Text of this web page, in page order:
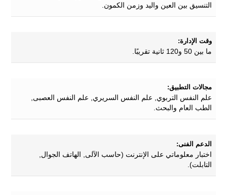
التنسيق بين العين واليد وزمن الكمون.
وقت الإدارة:
ما بين 50 و120 ثانية تقريبًا.
مجالات التطبيق:
علم النفس التربوي, علم النفس السريري, علم النفس العصبى,
الطب العام والبحث.
الدعم الفنى:
اختبار معلوماتي على الإنترنت (حاسب الآلى, الهاتف الجوال,
التابلت).